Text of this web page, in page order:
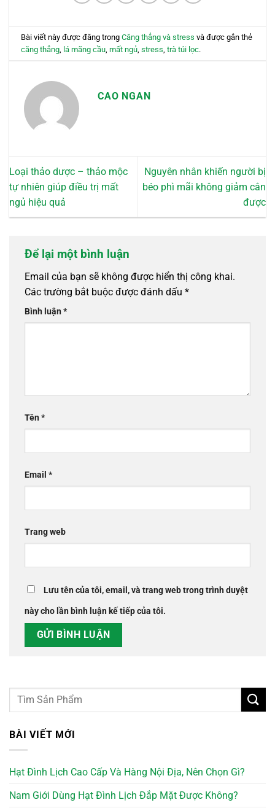
Bài viết này được đăng trongCăng thẳng và stress và được gắn thẻ
căng thẳng lá mãng cầu ,mất ngủ ,stress ,trà túi lọc.
CAO NGAN
Loại thảo dược – thảo mộc
tự nhiên giúp điều trị mất
ngủ hiệu quả
Nguyên nhân khiến người bị
béo phì mãi không giảm cân
được
Để lại một bình luận
Email của bạn sẽ không được hiển thị công khai.
Các trường bắt buộc được đánh dấu *
Bình luận*
Tên*
Email *
Trang web
Lưu tên của tôi, email, và trang web trong trình duyệt
này cho lần bình luận kế tiếp của tôi.
BÀI VIẾT MỚI
Hạt Đình Lịch Cao Cấp Và Hàng Nội Địa, Nên Chọn Gì?
Nam Giới Dùng Hạt Đình Lịch Đắp Mặt Được Không?